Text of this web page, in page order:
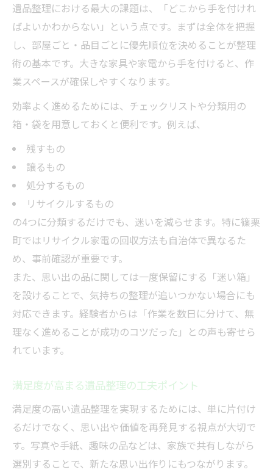
遺品整理における最大の課題は、「どこから手を付けれ
ばよいかわからない」という点です。まずは全体を把握
し、部屋ごと・品目ごとに優先順位を決めることが整理
術の基本です。大きな家具や家電から手を付けると、作
業スペースが確保しやすくなります。
効率よく進めるためには、チェックリストや分類用の
箱・袋を用意しておくと便利です。例えば、
残すもの
譲るもの
処分するもの
リサイクルするもの
の4つに分類するだけでも、迷いを減らせます。特に篠栗
町ではリサイクル家電の回収方法も自治体で異なるた
め、事前確認が重要です。
また、思い出の品に関しては一度保留にする「迷い箱」
を設けることで、気持ちの整理が追いつかない場合にも
対応できます。経験者からは「作業を数日に分けて、無
理なく進めることが成功のコツだった」との声も寄せら
れています。
満足度が高まる遺品整理の工夫ポイント
満足度の高い遺品整理を実現するためには、単に片付け
るだけでなく、思い出や価値を再発見する視点が大切で
す。写真や手紙、趣味の品などは、家族で共有しながら
選別することで、新たな思い出作りにもつながります。